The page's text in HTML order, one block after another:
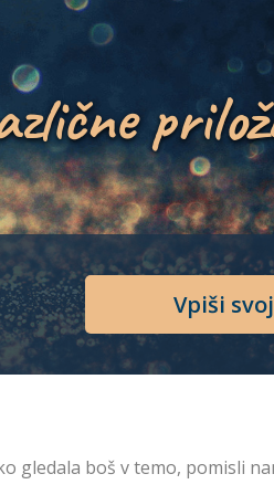
Vpiši
gledala boš v temo, pomisli